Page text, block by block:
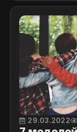
29.03.2022